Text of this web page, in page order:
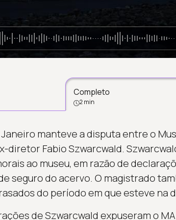
Completo
2 min
manteve a disputa entre o
diretor Fabio Szwarcwald.
ao museu, em razão de
seguro do acervo. O magistrado
do período em que esteve na
de Szwarcwald expuseram o